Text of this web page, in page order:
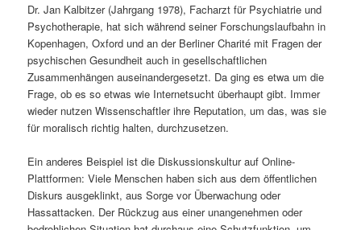
r
i
n
g
e
s
p
r
n
Dr. Jan Kalbitzer (Jahrgang 1978), Facharzt für Psychiatrie und
Psychotherapie, hat sich während seiner Forschungslaufbahn in
Kopenhagen, Oxford und an der Berliner Charité mit Fragen der
psychischen Gesundheit auch in gesellschaftlichen
Zusammenhängen auseinandergesetzt. Da ging es etwa um die
Frage, ob es so etwas wie Internetsucht überhaupt gibt. Immer
wieder nutzen Wissenschaftler ihre Reputation, um das, was sie
für moralisch richtig halten, durchzusetzen.
Ein anderes Beispiel ist die Diskussionskultur auf Online-
Plattformen: Viele Menschen haben sich aus dem öffentlichen
Diskurs ausgeklinkt, aus Sorge vor Überwachung oder
Hassattacken. Der Rückzug aus einer unangenehmen oder